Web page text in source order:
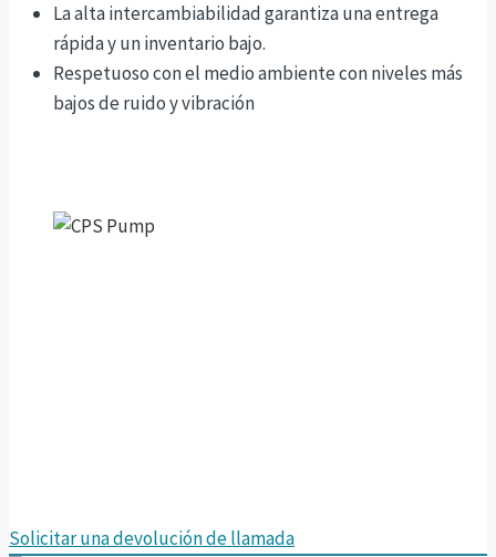
La alta intercambiabilidad garantiza una entrega
rápida y un inventario bajo.
Respetuoso con el medio ambiente con niveles más
bajos de ruido y vibración
Solicitar una devolución de llamada